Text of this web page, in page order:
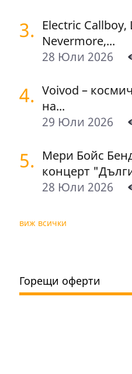
3. Electric Callboy,
Nevermore,...
28 Юли 2026
4. Voivod –
на...
29 Юли 2026
5. Мери Бойс
концерт
28 Юли 2026
виж всички
Горещи оферти